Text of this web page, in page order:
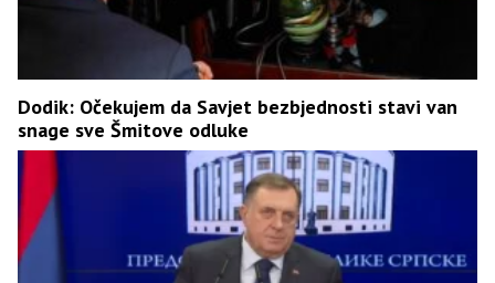
Dodik: Očekujem da Savjet bezbjednosti stavi van
snage sve Šmitove odluke